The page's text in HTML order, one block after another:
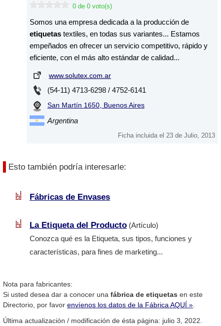
0 de 0 voto(s)
Somos una empresa dedicada a la producción de
etiquetas textiles, en todas sus variantes... Estamos
empeñados en ofrecer un servicio competitivo, rápido y
eficiente, con el más alto estándar de calidad...
www.solutex.com.ar
(54-11) 4713-6298 / 4752-6141
San Martín 1650, Buenos Aires
Argentina
Ficha incluida el 23 de Julio, 2013
Esto también podría interesarle:
Fábricas de Envases
La Etiqueta del Producto (Artículo)
Conozca qué es la Etiqueta, sus tipos, funciones y
características, para fines de marketing...
Nota para fabricantes:
Si usted desea dar a conocer una fábrica de etiquetas en este
Directorio, por favor envíenos los datos de la Fábrica AQUÍ ».
Última actualización / modificación de ésta página: julio 3, 2022.